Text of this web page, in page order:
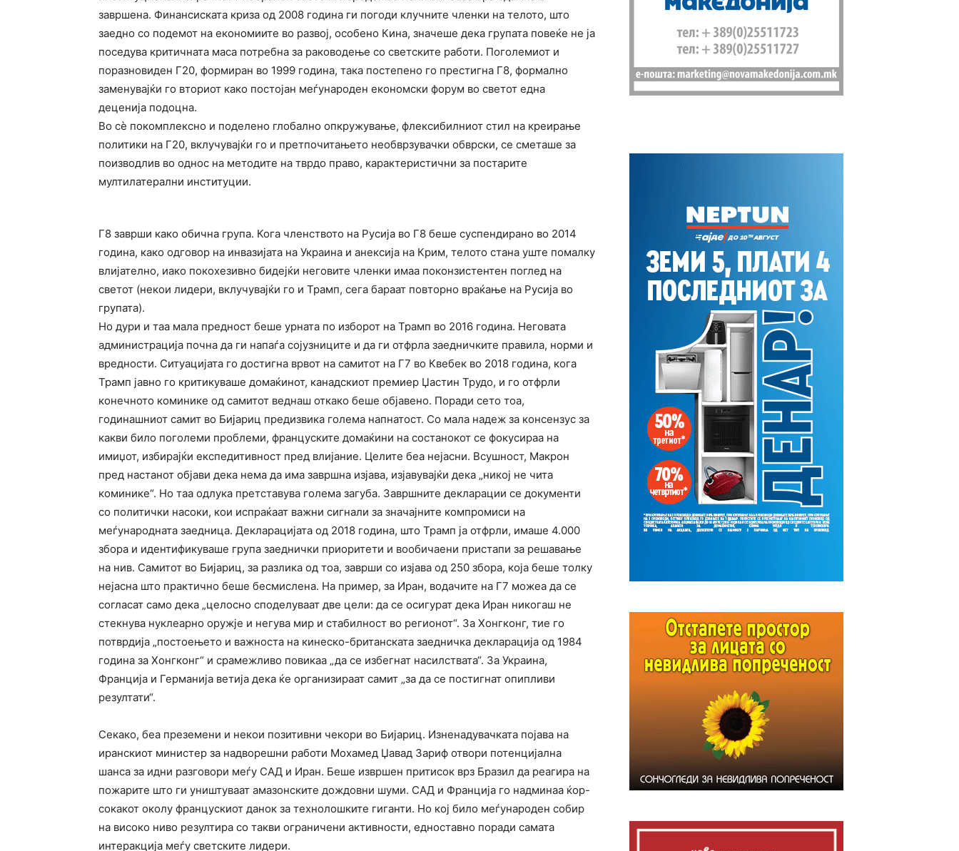
завршена. Финансиската криза од 2008 година ги погоди клучните членки на телото, што
заедно со подемот на економиите во развој, особено Кина, значеше дека групата повеќе не ја
поседува критичната маса потребна за раководење со светските работи. Поголемиот и
поразновиден Г20, формиран во 1999 година, така постепено го престигна Г8, формално
заменувајќи го вториот како постојан меѓународен економски форум во светот една
деценија подоцна.
Во сè покомплексно и поделено глобално опкружување, флексибилниот стил на креирање
политики на Г20, вклучувајќи го и претпочитањето необврзувачки обврски, се сметаше за
поизводлив во однос на методите на тврдо право, карактеристични за постарите
мултилатерални институции.
Г8 заврши како обична група. Кога членството на Русија во Г8 беше суспендирано во 2014
година, како одговор на инвазијата на Украина и анексија на Крим, телото стана уште помалку
влијателно, иако покохезивно бидејќи неговите членки имаа поконзистентен поглед на
светот (некои лидери, вклучувајќи го и Трамп, сега бараат повторно враќање на Русија во
групата).
Но дури и таа мала предност беше урната по изборот на Трамп во 2016 година. Неговата
администрација почна да ги напаѓа сојузниците и да ги отфрла заедничките правила, норми и
вредности. Ситуацијата го достигна врвот на самитот на Г7 во Квебек во 2018 година, кога
Трамп јавно го критикуваше домаќинот, канадскиот премиер Џастин Трудо, и го отфрли
конечното коминике од самитот веднаш откако беше објавено. Поради сето тоа,
годинашниот самит во Бијариц предизвика голема напнатост. Со мала надеж за консензус за
какви било поголеми проблеми, француските домаќини на состанокот се фокусираа на
имиџот, избирајќи експедитивност пред влијание. Целите беа нејасни. Всушност, Макрон
пред настанот објави дека нема да има завршна изјава, изјавувајќи дека „никој не чита
коминике“. Но таа одлука претставува голема загуба. Завршните декларации се документи
со политички насоки, кои испраќаат важни сигнали за значајните компромиси на
меѓународната заедница. Декларацијата од 2018 година, што Трамп ја отфрли, имаше 4.000
збора и идентификуваше група заеднички приоритети и вообичаени пристапи за решавање
на нив. Самитот во Бијариц, за разлика од тоа, заврши со изјава од 250 збора, која беше толку
нејасна што практично беше бесмислена. На пример, за Иран, водачите на Г7 можеа да се
согласат само дека „целосно споделуваат две цели: да се осигурат дека Иран никогаш не
стекнува нуклеарно оружје и негува мир и стабилност во регионот“. За Хонгконг, тие го
потврдија „постоењето и важноста на кинеско-британската заедничка декларација од 1984
година за Хонгконг“ и срамежливо повикаа „да се избегнат насилствата“. За Украина,
Франција и Германија ветија дека ќе организираат самит „за да се постигнат опипливи
резултати“.
Секако, беа преземени и некои позитивни чекори во Бијариц. Изненадувачката појава на
иранскиот министер за надворешни работи Мохамед Џавад Зариф отвори потенцијална
шанса за идни разговори меѓу САД и Иран. Беше извршен притисок врз Бразил да реагира на
пожарите што ги уништуваат амазонските дождовни шуми. САД и Франција го надминаа ќор-
сокакот околу францускиот данок за технолошките гиганти. Но кој било меѓународен собир
на високо ниво резултира со такви ограничени активности, едноставно поради самата
интеракција меѓу светските лидери.